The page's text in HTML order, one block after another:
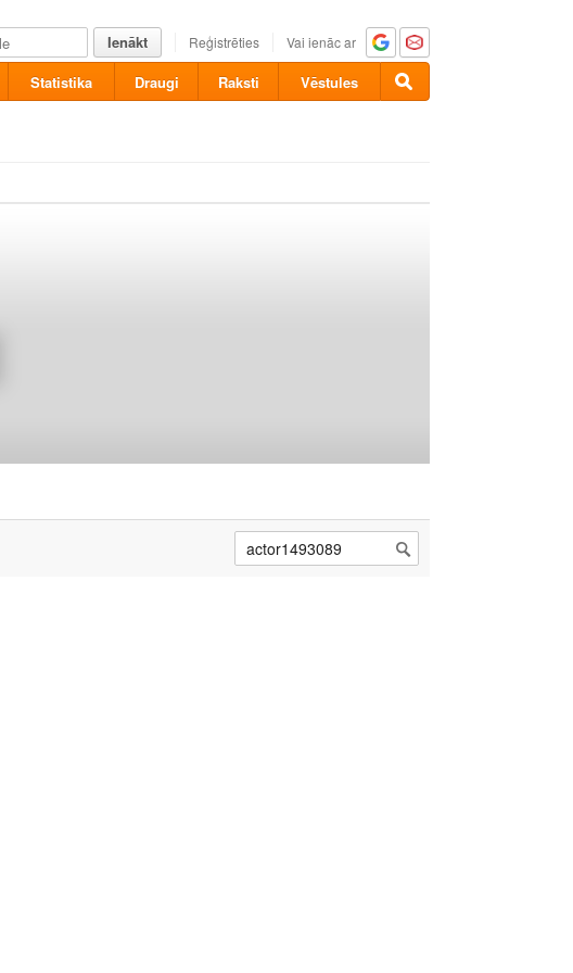
Ienākt Reģistrēties Vai ienāc ar
Statistika Draugi Raksti Vēstules